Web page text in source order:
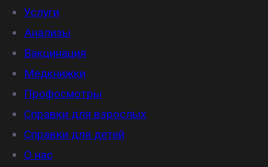
Услуги
Анализы
Вакцинация
Медкнижки
Профосмотры
Справки для взрослых
Справки для детей
О нас